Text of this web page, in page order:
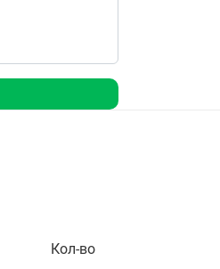
Кол-во